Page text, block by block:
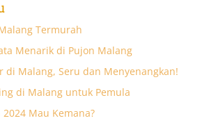
Termurah
Menarik di Pujon Malang
di Malang, Seru dan Menyenangkan!
di Malang untuk Pemula
Mau Kemana?